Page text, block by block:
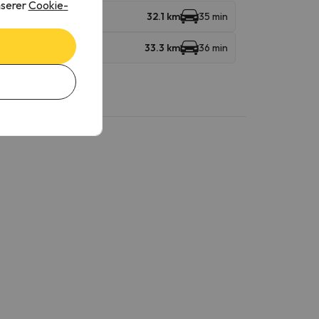
32.1 km 35 min
33.3 km 36 min
Cookie-